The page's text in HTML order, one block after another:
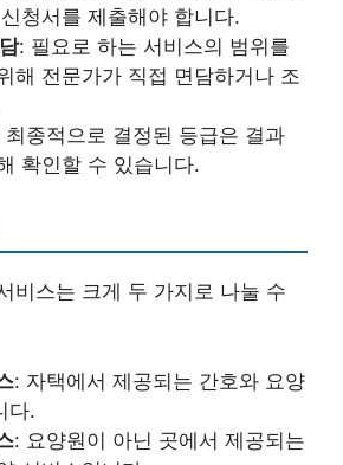
청서를 제출해야 합니다.
: 필요로 하는 서비스의 범위를
해 전문가가 직접 면담하거나 조
최종적으로 결정된 등급은 결과
확인할 수 있습니다.
비스는 크게 두 가지로 나눌 수
: 자택에서 제공되는 간호와 요양
다.
: 요양원이 아닌 곳에서 제공되는